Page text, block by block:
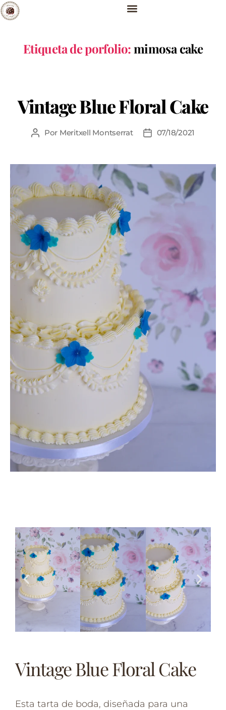
Etiqueta de porfolio:mimosa cake
Vintage Blue Floral Cake
Por Meritxell Montserrat 07/18/2021
Vintage Blue Floral Cake
Esta tarta de boda, diseñada para una